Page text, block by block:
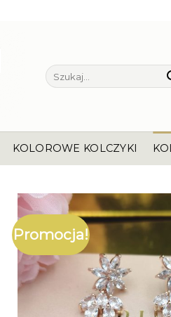
Szukaj:
KOLOROWE KOLCZYKI
Promocja!